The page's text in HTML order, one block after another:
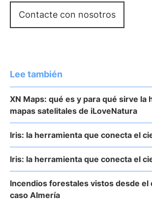
Contacte con nosotros
Lee también
XN Maps: qué es y para qué sirve la
mapas satelitales de iLoveNatura
Iris: la herramienta que conecta el
Iris: la herramienta que conecta el
Incendios forestales vistos desde el
caso Almería